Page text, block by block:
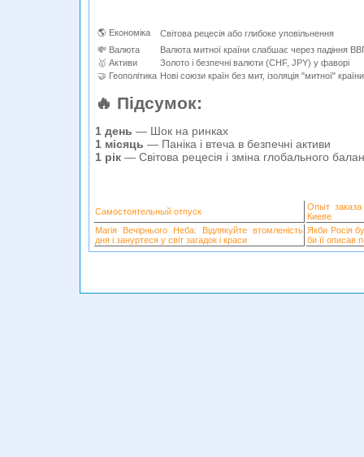
🌎 Економіка
Світова рецесія або глибоке уповільнення
💸 Валюта
Валюта митної країни слабшає через падіння
🥇 Активи
Золото і безпечні валюти (CHF, JPY) у фаворі
🤝 Геополітика Нові союзи країн без мит, ізоляція "митної" країни
🔥 Підсумок:
1 день — Шок на ринках
1 місяць — Паніка і втеча в безпечні активи
1 рік — Світова рецесія і зміна глобального
Самостоятельный отпуск
Опыт
Киеве
Магія Вечірнього Неба: Відлякуйте втомленість
дня і зануртеся у світ загадок і краси
Якби Росія
би її описав